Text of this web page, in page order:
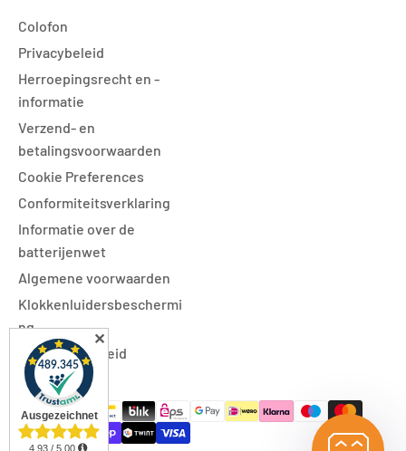
Colofon
Privacybeleid
Herroepingsrecht en -
informatie
Verzend- en
betalingsvoorwaarden
Cookie Preferences
Conformiteitsverklaring
Informatie over de
batterijenwet
Algemene voorwaarden
Klokkenluidersbeschermi
ng
Toegankelijkheid
✕